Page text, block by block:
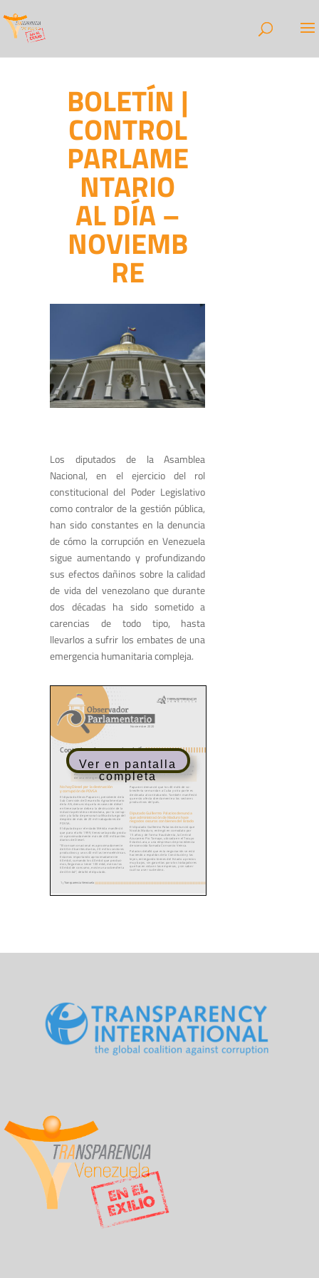
BOLETÍN |
CONTROL
PARLAME
NTARIO
AL DÍA –
NOVIEMB
RE
Los diputados de la Asamblea
Nacional, en el ejercicio del rol
constitucional del Poder Legislativo
como contralor de la gestión pública,
han sido constantes en ladenuncia
de cómo la corrupción en Venezuela
sigue aumentando y profundizando
sus efectos dañinos sobre la calidad
de vida del venezolano que durante
dos décadas ha sido sometido a
carencias de todo tipo, hasta
llevarlos a sufrir los embatesde una
emergencia humanitaria compleja.
Ver en pantalla
completa